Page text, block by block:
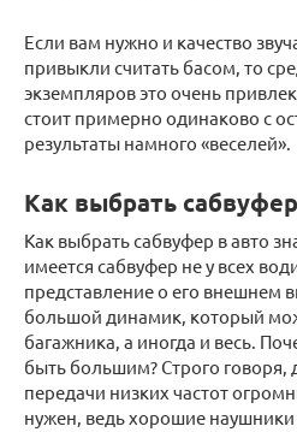
Если вам нужно и качество
привыкли считать басом, то
экземпляров это очень
стоит примерно одинаково с
результаты намного «веселей».
Как выбрать
Как выбрать сабвуфер в авто
имеется сабвуфер не у всех
представление о его внешнем
большой динамик, который
багажника, а иногда и весь.
быть большим? Строго говоря,
передачи низких частот
нужен, ведь хорошие наушники